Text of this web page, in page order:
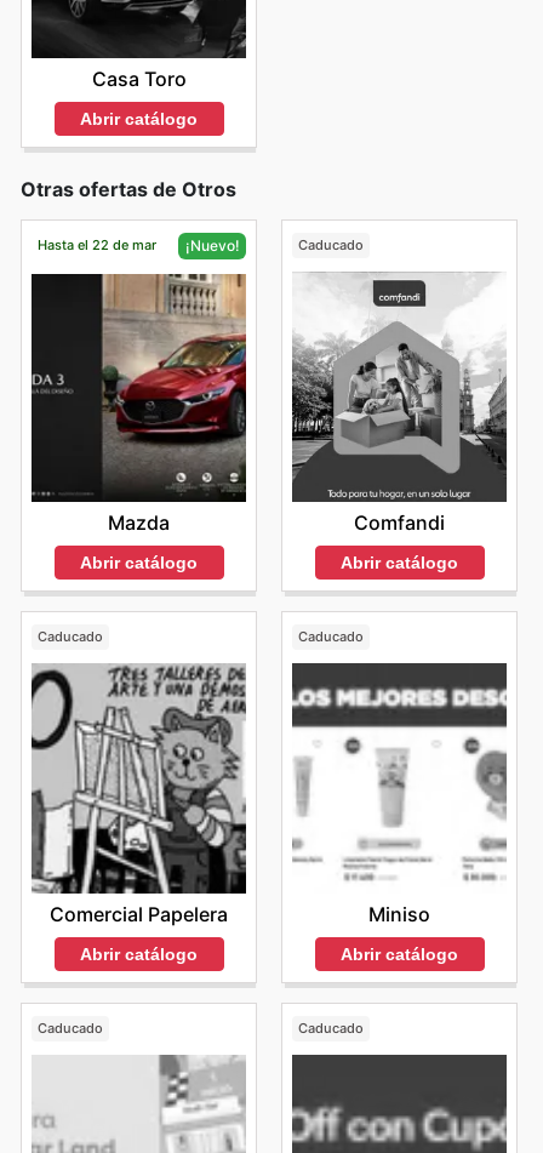
Casa Toro
Abrir catálogo
Otras ofertas de Otros
Hasta el 22 de mar ¡Nuevo!
Mazda
Abrir catálogo
Caducado
Comfandi
Abrir catálogo
Caducado
Comercial Papelera
Abrir catálogo
Caducado
Miniso
Abrir catálogo
Caducado Caducado